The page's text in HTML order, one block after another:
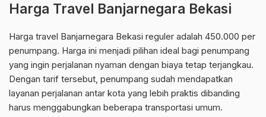
Harga Travel Banjarnegara Bekasi
Harga travel Banjarnegara Bekasi reguler adalah 450.000 per
penumpang. Harga ini menjadi pilihan ideal bagi penumpang
yang ingin perjalanan nyaman dengan biaya tetap terjangkau.
Dengan tarif tersebut, penumpang sudah mendapatkan
layanan perjalanan antar kota yang lebih praktis dibanding
harus menggabungkan beberapa transportasi umum.